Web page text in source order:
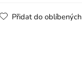
Přidat do oblíbených